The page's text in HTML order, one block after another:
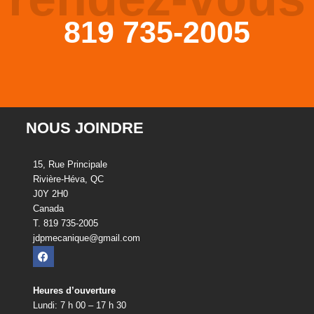
819 735-2005
NOUS JOINDRE
15, Rue Principale
Rivière-Héva, QC
J0Y 2H0
Canada
T. 819 735-2005
jdpmecanique@gmail.com
Heures d’ouverture
Lundi: 7 h 00 – 17 h 30